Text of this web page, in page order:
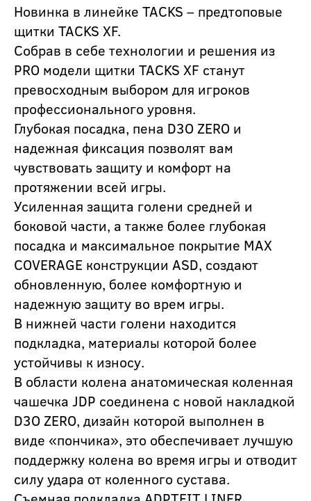
Новинка в линейке TACKS – предтоповые
щитки TACKS XF.
Собрав в себе технологии и решения из
PRO модели щитки TACKS XF станут
превосходным выбором для игроков
профессионального уровня.
Глубокая посадка, пена D3O ZERO и
надежная фиксация позволят вам
чувствовать защиту и комфорт на
протяжении всей игры.
Усиленная защита голени средней и
боковой части, а также более глубокая
посадка и максимальное покрытие MAX
COVERAGE конструкции ASD, создают
обновленную, более комфортную и
надежную защиту во врем игры.
В нижней части голени находится
подкладка, материалы которой более
устойчивы к износу.
В области колена анатомическая коленная
чашечка JDP соединена с новой накладкой
D3O ZERO, дизайн которой выполнен в
виде «пончика», это обеспечивает лучшую
поддержку колена во время игры и отводит
силу удара от коленного сустава.